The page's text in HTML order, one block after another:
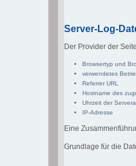
Server-Log-
Der Provider der
Browsertyp und
verwendetes
Referrer URL
Hostname des
Uhrzeit der
IP-Adresse
Eine
Grundlage für die